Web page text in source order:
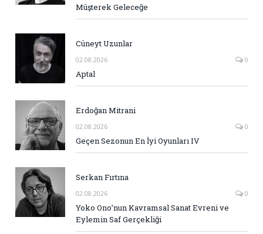
Müşterek Geleceğe
Cüneyt Uzunlar
02.08.2026 0
Aptal
Erdoğan Mitrani
02.08.2026 0
Geçen Sezonun En İyi Oyunları IV
Serkan Fırtına
02.08.2026 0
Yoko Ono’nun Kavramsal Sanat Evreni ve
Eylemin Saf Gerçekliği